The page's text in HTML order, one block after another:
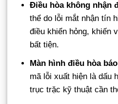
Điều hòa không nhận
thể do lỗi mắt nhận tín
điều khiển hỏng, khiến
bất tiện.
Màn hình điều hòa
mã lỗi xuất hiện là dấu
trục trặc kỹ thuật cần